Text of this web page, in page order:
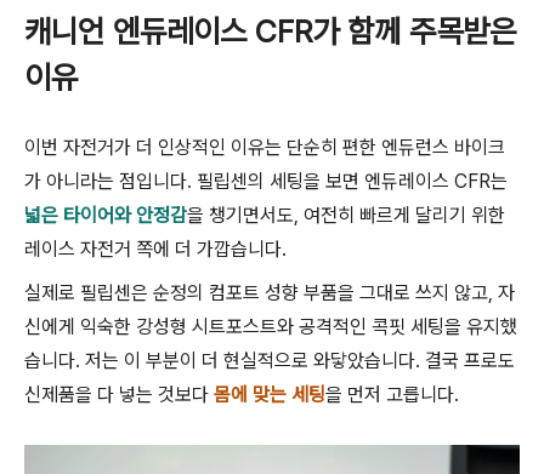
캐니언 엔듀레이스 CFR가 함께 주목받은
이유
이번 자전거가 더 인상적인 이유는 단순히 편한 엔듀런스 바이크
가 아니라는 점입니다. 필립센의 세팅을 보면 엔듀레이스 CFR는
넓은 타이어와 안정감을 챙기면서도, 여전히 빠르게 달리기 위한
레이스 자전거 쪽에 더 가깝습니다.
실제로 필립센은 순정의 컴포트 성향 부품을 그대로 쓰지 않고, 자
신에게 익숙한 강성형 시트포스트와 공격적인 콕핏 세팅을 유지했
습니다. 저는 이 부분이 더 현실적으로 와닿았습니다. 결국 프로도
신제품을 다 넣는 것보다 몸에 맞는 세팅을 먼저 고릅니다.